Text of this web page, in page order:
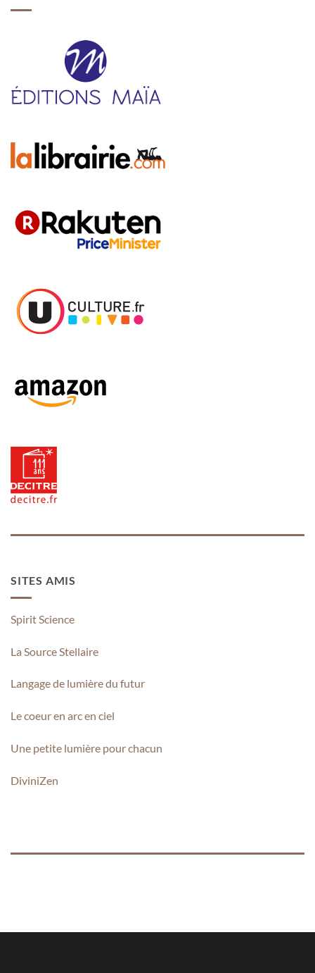
SITES AMIS
Spirit Science
La Source Stellaire
Langage de lumière du futur
Le coeur en arc en ciel
Une petite lumière pour chacun
DiviniZen